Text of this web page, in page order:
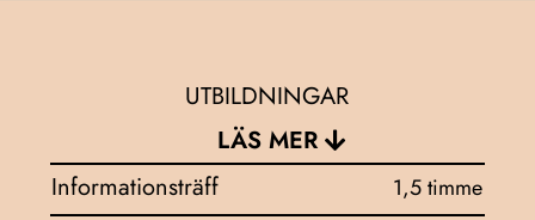
UTBILDNINGAR
LÄS MER
Informationsträff
1,5 timme